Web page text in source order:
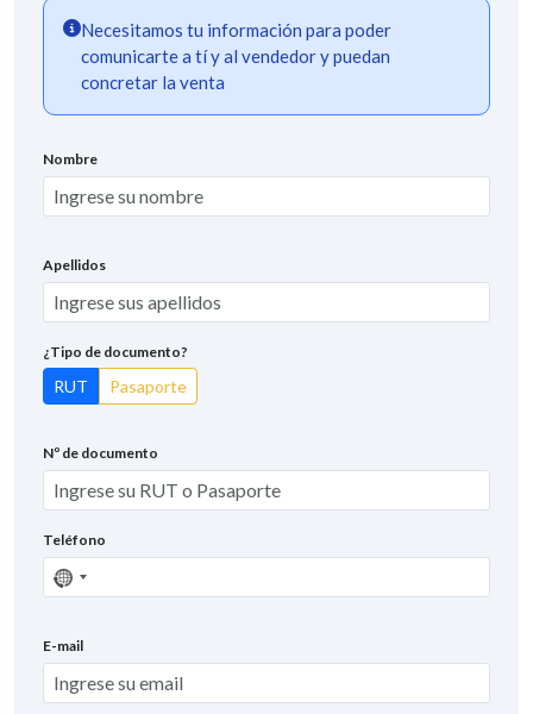
Necesitamos tu información para poder
comunicarte a tí y al vendedor y puedan
concretar la venta
Nombre
Apellidos
¿Tipo de documento?
RUT Pasaporte
Nº de documento
Teléfono
Sin
país
E-mail